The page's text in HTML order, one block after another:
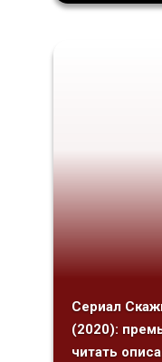
Сериал
(2020):
читать